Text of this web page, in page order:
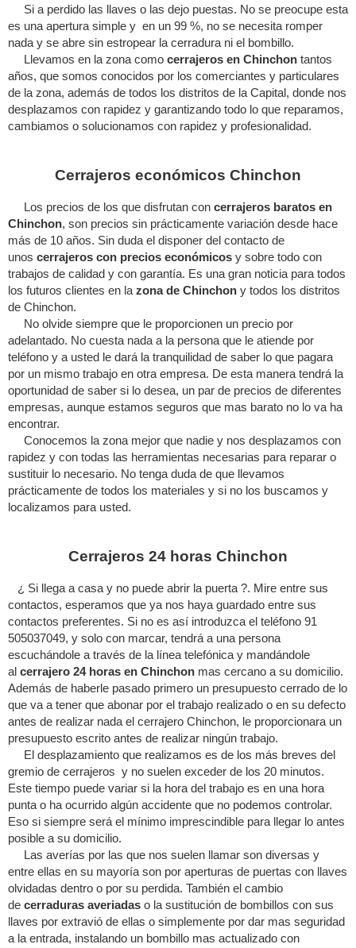
Si a perdido las llaves o las dejo puestas. No se preocupe esta
es una apertura simple y en un 99 %, no se necesita romper
nada y se abre sin estropear la cerradura ni el bombillo.
Llevamos en la zona como cerrajeros en Chinchon tantos
años, que somos conocidos por los comerciantes y particulares
de la zona, además de todos los distritos de la Capital, donde nos
desplazamos con rapidez y garantizando todo lo que reparamos,
cambiamos o solucionamos con rapidez y profesionalidad.
Cerrajeros económicos Chinchon
Los precios de los que disfrutan con cerrajeros baratos en
Chinchon, son precios sin prácticamente variación desde hace
más de 10 años. Sin duda el disponer del contacto de
unos cerrajeros con precios económicos y sobre todo con
trabajos de calidad y con garantía. Es una gran noticia para todos
los futuros clientes en la zona de Chinchon y todos los distritos
de Chinchon.
No olvide siempre que le proporcionen un precio por
adelantado. No cuesta nada a la persona que le atiende por
teléfono y a usted le dará la tranquilidad de saber lo que pagara
por un mismo trabajo en otra empresa. De esta manera tendrá la
oportunidad de saber si lo desea, un par de precios de diferentes
empresas, aunque estamos seguros que mas barato no lo va ha
encontrar.
Conocemos la zona mejor que nadie y nos desplazamos con
rapidez y con todas las herramientas necesarias para reparar o
sustituir lo necesario. No tenga duda de que llevamos
prácticamente de todos los materiales y si no los buscamos y
localizamos para usted.
Cerrajeros 24 horas Chinchon
¿ Si llega a casa y no puede abrir la puerta ?. Mire entre sus
contactos, esperamos que ya nos haya guardado entre sus
contactos preferentes. Si no es así introduzca el teléfono 91
505037049, y solo con marcar, tendrá a una persona
escuchándole a través de la línea telefónica y mandándole
al cerrajero 24 horas en Chinchon mas cercano a su domicilio.
Además de haberle pasado primero un presupuesto cerrado de lo
que va a tener que abonar por el trabajo realizado o en su defecto
antes de realizar nada el cerrajero Chinchon, le proporcionara un
presupuesto escrito antes de realizar ningún trabajo.
El desplazamiento que realizamos es de los más breves del
gremio de cerrajeros y no suelen exceder de los 20 minutos.
Este tiempo puede variar si la hora del trabajo es en una hora
punta o ha ocurrido algún accidente que no podemos controlar.
Eso si siempre será el mínimo imprescindible para llegar lo antes
posible a su domicilio.
Las averías por las que nos suelen llamar son diversas y
entre ellas en su mayoría son por aperturas de puertas con llaves
olvidadas dentro o por su perdida. También el cambio
de cerraduras averiadas o la sustitución de bombillos con sus
llaves por extravió de ellas o simplemente por dar mas seguridad
a la entrada, instalando un bombillo mas actualizado con